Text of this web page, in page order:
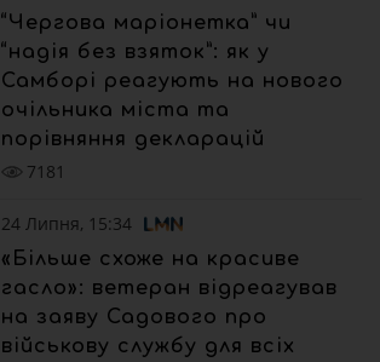
“Чергова маріонетка” чи
“надія без взяток”: як у
Самборі реагують на нового
очільника міста та
порівняння декларацій
7181
24 Липня, 15:34
«Більше схоже на красиве
гасло»: ветеран відреагував
на заяву Садового про
військову службу для всіх